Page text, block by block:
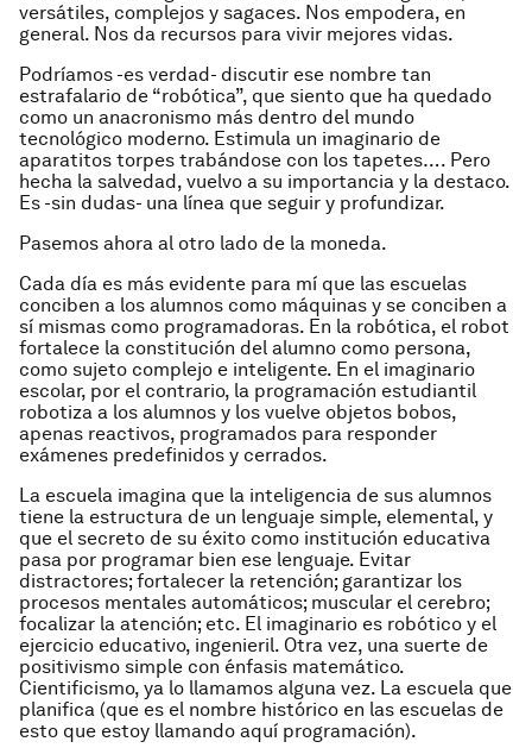
versátiles, complejos y sagaces. Nos empodera, en
general. Nos da recursos para vivir mejores vidas.
Podríamos -es verdad- discutir ese nombre tan
estrafalario de “robótica”, que siento que ha quedado
como un anacronismo más dentro del mundo
tecnológico moderno. Estimula un imaginario de
aparatitos torpes trabándose con los tapetes…. Pero
hecha la salvedad, vuelvo a su importancia y la destaco.
Es -sin dudas- una línea que seguir y profundizar.
Pasemos ahora al otro lado de la moneda.
Cada día es más evidente para mí que las escuelas
conciben a los alumnos como máquinas y se conciben a
sí mismas como programadoras. En la robótica, el robot
fortalece la constitución del alumno como persona,
como sujeto complejo e inteligente. En el imaginario
escolar, por el contrario, la programación estudiantil
robotiza a los alumnos y los vuelve objetos bobos,
apenas reactivos, programados para responder
exámenes predefinidos y cerrados.
La escuela imagina que la inteligencia de sus alumnos
tiene la estructura de un lenguaje simple, elemental, y
que el secreto de su éxito como institución educativa
pasa por programar bien ese lenguaje. Evitar
distractores; fortalecer la retención; garantizar los
procesos mentales automáticos; muscular el cerebro;
focalizar la atención; etc. El imaginario es robótico y el
ejercicio educativo, ingenieril. Otra vez, una suerte de
positivismo simple con énfasis matemático.
Cientificismo, ya lo llamamos alguna vez. La escuela que
planifica (que es el nombre histórico en las escuelas de
esto que estoy llamando aquí programación).